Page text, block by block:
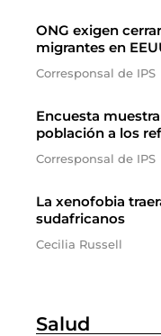
ONG exigen
migrantes en
Corresponsal de IPS
Encuesta
población a los
Corresponsal de IPS
La xenofobia
sudafricanos
Cecilia Russell
Salud